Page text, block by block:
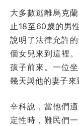
大多數逃離烏克
止18至60歲的男
說明了法律允許
個女兒來到這裡
孩子前來。一位
幾天與他的妻子來
辛科說，當他們
定性時，難民們